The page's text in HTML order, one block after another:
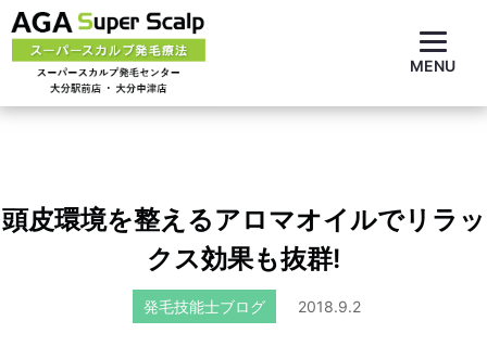
頭皮環境を整えるアロマオイルでリラッ
クス効果も抜群!
発毛技能士ブログ 2018.9.2
MENU